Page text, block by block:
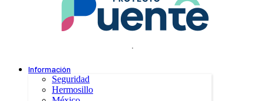
.
Información
Seguridad
Hermosillo